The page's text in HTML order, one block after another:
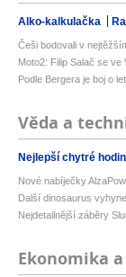
Alko-kalkulačka
Češi bodovali v
Moto2: Filip Salač se
Podle Bergera je boj o
Věda a
Nejlepší chytré
Nové nabíječky
Další dinosaurus
Nejdetailnější záběry
Ekonomika